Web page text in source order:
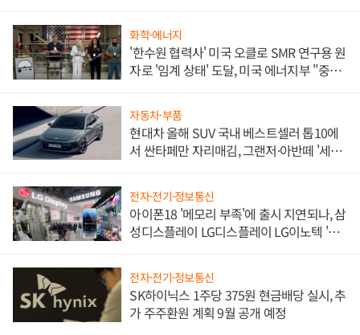
화학·에너지
'한수원 협력사' 미국 오클로 SMR 연구용 원
자로 '임계 상태' 도달, 미국 에너지부 "중요
자동차·부품
현대차 올해 SUV 국내 베스트셀러 톱10에
서 싼타페만 자리매김, 그랜저·아반떼 '세단
전자·전기·정보통신
아이폰18 '메모리 부족'에 출시 지연되나, 삼
성디스플레이 LG디스플레이 LG이노텍 '탈
전자·전기·정보통신
SK하이닉스 1주당 375원 현금배당 실시, 추
가 주주환원 계획 9월 공개 예정